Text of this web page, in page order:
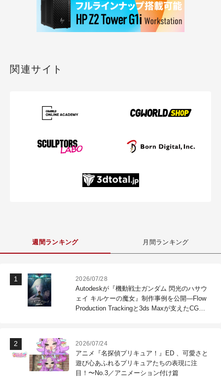
関連サイト
週間ランキング 月間ランキング
2026/07/28
Autodeskが『機動戦士ガンダム 閃光のハサウ
ェイ キルケーの魔女』制作事例を公開―Flow
Production Trackingと3ds Maxが支えたCG制
2026/07/24
アニメ『名探偵プリキュア！』ED 、可愛さと
遊び心あふれるプリキュアたちの表現に注
目！〜No.3／アニメーション付け篇